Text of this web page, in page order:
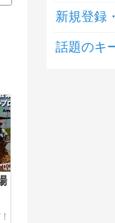
新規登録
話題のキ